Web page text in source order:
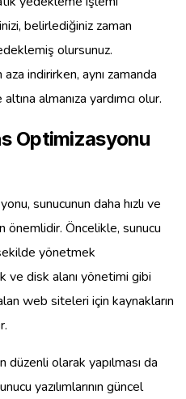
belirlediğiniz zaman
olursunuz.
indirirken, aynı zamanda
almanıza yardımcı olur.
Optimizasyonu
sunucunun daha hızlı ve
önemlidir. Öncelikle, sunucu
yönetmek
disk alanı yönetimi gibi
web siteleri için kaynakların
düzenli olarak yapılması da
yazılımlarının güncel